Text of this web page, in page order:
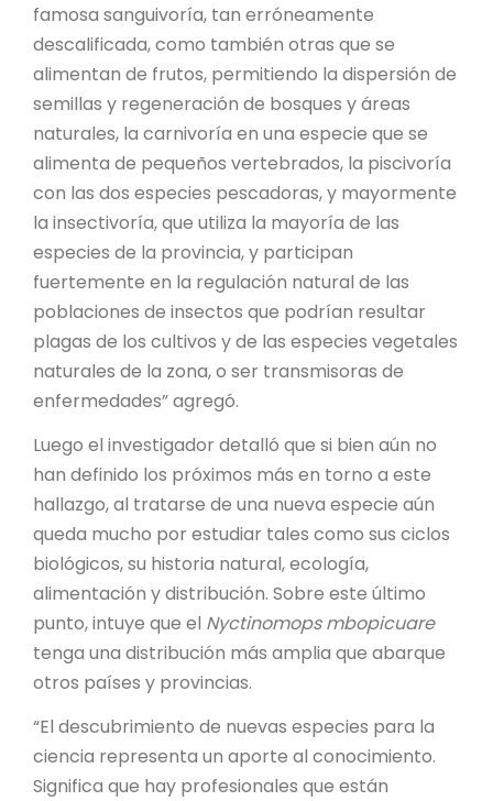
famosa sanguivoría, tan erróneamente
descalificada, como también otras que se
alimentan de frutos, permitiendo la dispersión de
semillas y regeneración de bosques y áreas
naturales, la carnivoría en una especie que se
alimenta de pequeños vertebrados, la piscivoría
con las dos especies pescadoras, y mayormente
la insectivoría, que utiliza la mayoría de las
especies de la provincia, y participan
fuertemente en la regulación natural de las
poblaciones de insectos que podrían resultar
plagas de los cultivos y de las especies vegetales
naturales de la zona, o ser transmisoras de
enfermedades” agregó.
Luego el investigador detalló que si bien aún no
han definido los próximos más en torno a este
hallazgo, al tratarse de una nueva especie aún
queda mucho por estudiar tales como sus ciclos
biológicos, su historia natural, ecología,
alimentación y distribución. Sobre este último
punto, intuye que el Nyctinomops mbopicuare
tenga una distribución más amplia que abarque
otros países y provincias.
“El descubrimiento de nuevas especies para la
ciencia representa un aporte al conocimiento.
Significa que hay profesionales que están